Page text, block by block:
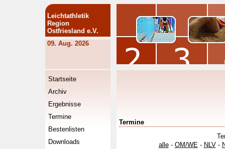
Leichtathletik
Region
Ostfriesland e.V.
09. Aug. 2026
Startseite
Archiv
Ergebnisse
Termine
Bestenlisten
Downloads
Termine
alle- OM/WE- NLV-